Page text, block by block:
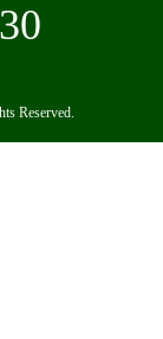
Reserved.